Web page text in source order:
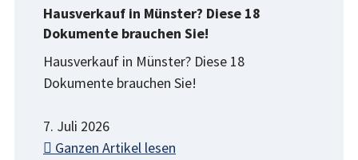
Hausverkauf in Münster? Diese 18
Dokumente brauchen Sie!
Hausverkauf in Münster? Diese 18
Dokumente brauchen Sie!
7. Juli 2026
Ganzen Artikel lesen